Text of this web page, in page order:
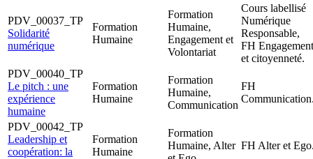
PDV_00037_TP
Solidarité
numérique
Formation
Humaine
Formation
Humaine,
Engagement et
Volontariat
Cours labellisé
Numérique
Responsable,
FH Engagement
et citoyenneté.
PDV_00040_TP
Le pitch : une
expérience
humaine
Formation
Humaine
Formation
Humaine,
Communication
FH
PDV_00042_TP
Leadership et
coopération: la
Formation
Humaine
Formation
Humaine, Alter FH Alter et